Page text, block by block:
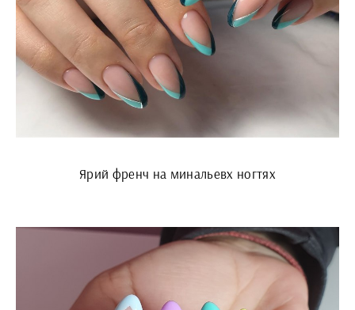
Ярий френч на минальевх ногтях